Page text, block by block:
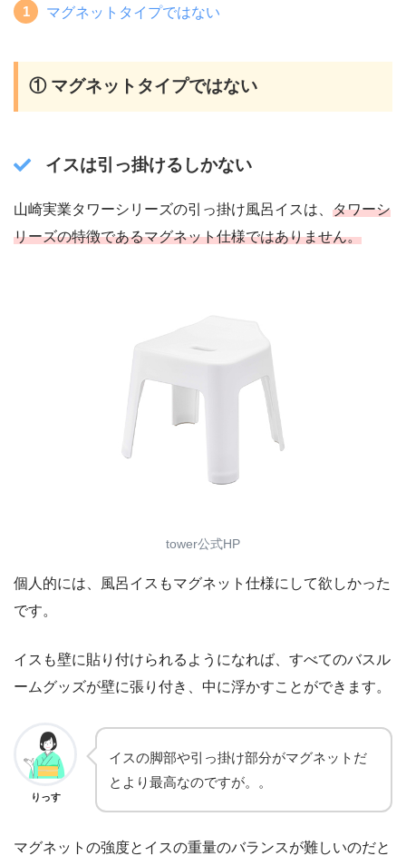
マグネットタイプではない
① マグネットタイプではない
イスは引っ掛けるしかない
山崎実業タワーシリーズの引っ掛け風呂イスは、 タワーシ
リーズの特徴であるマグネット仕様ではありません。
tower公式HP
個人的には、風呂イスもマグネット仕様にして欲しかった
です。
イスも壁に貼り付けられるようになれば、すべてのバスル
ームグッズが壁に張り付き、中に浮かすことができます。
りっす
イスの脚部や引っ掛け部分がマグネットだ
とより最高なのですが。。
マグネットの強度とイスの重量のバランスが難しいのだと